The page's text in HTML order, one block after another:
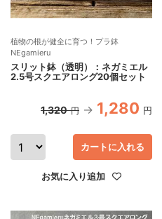
植物の根が健全に育つ！プラ鉢
NEgamieru
スリット鉢（透明）：ネガミエル
2.5号スクエアロング20個セット
1,320 円 1,280 円
カートに入れる
お気に入り追加